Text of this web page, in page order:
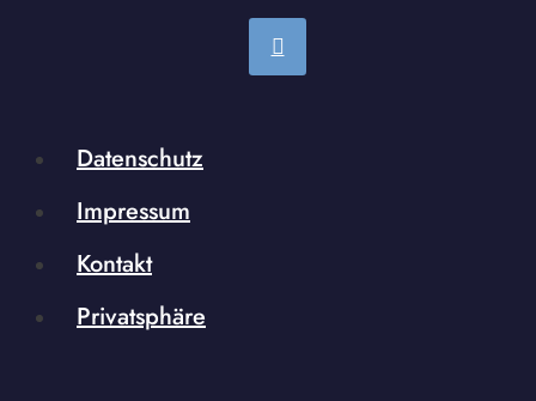
Datenschutz
Impressum
Kontakt
Privatsphäre